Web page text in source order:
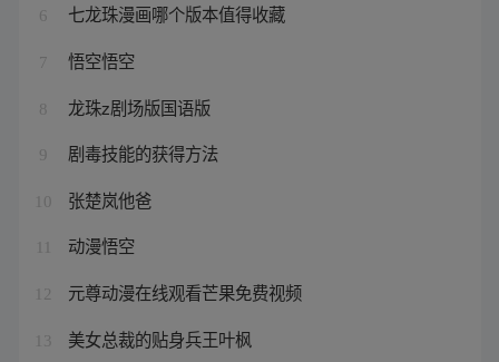
6 七龙珠漫画哪个版本值得收藏
7 悟空悟空
8 龙珠z剧场版国语版
9 剧毒技能的获得方法
10 张楚岚他爸
动漫悟空
12 元尊动漫在线观看芒果免费视频
13 美女总裁的贴身兵王叶枫